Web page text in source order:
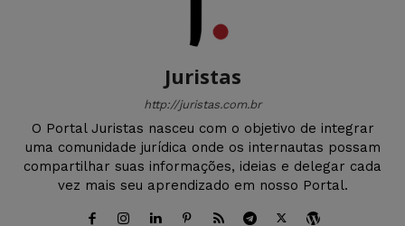
Juristas
http://juristas.com.br
O Portal Juristas nasceu com o objetivo de integrar
uma comunidade jurídica onde os internautas possam
compartilhar suas informações, ideias e delegar cada
vez mais seu aprendizado em nosso Portal.